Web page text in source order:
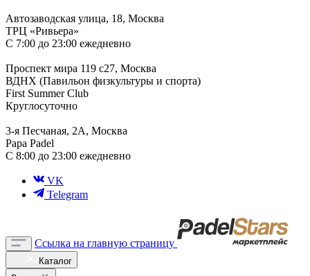
Автозаводская улица, 18, Москва
ТРЦ «Ривьера»
С 7:00 до 23:00 ежедневно
Проспект мира 119 с27, Москва
ВДНХ (Павильон физкультуры и спорта)
First Summer Club
Круглосуточно
3-я Песчаная, 2А, Москва
Papa Padel
С 8:00 до 23:00 ежедневно
VK
Telegram
Ссылка на главную страницу
Каталог